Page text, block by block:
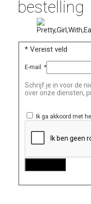
bestelling
* Vereist veld
E-mail:*
Schrijf je in voor de
over onze diensten,
Ik ga akkoord met